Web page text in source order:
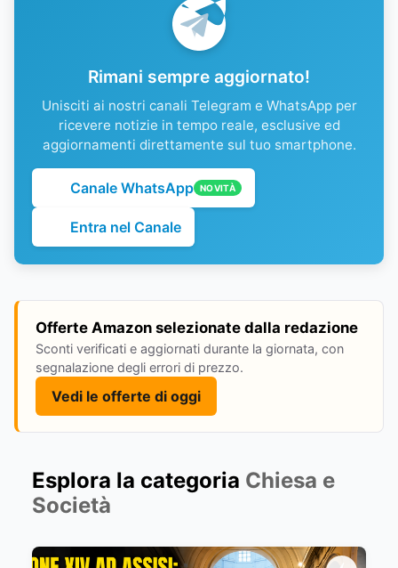
Rimani sempre aggiornato!
Unisciti ai nostri canali Telegram e WhatsApp per
ricevere notizie in tempo reale, esclusive ed
aggiornamenti direttamente sul tuo smartphone.
Canale WhatsApp NOVITÀ
Entra nel Canale
Offerte Amazon selezionate dalla redazione
Sconti verificati e aggiornati durante la giornata, con
segnalazione degli errori di prezzo.
Vedi le offerte di oggi
Esplora la categoria Chiesa e
Società